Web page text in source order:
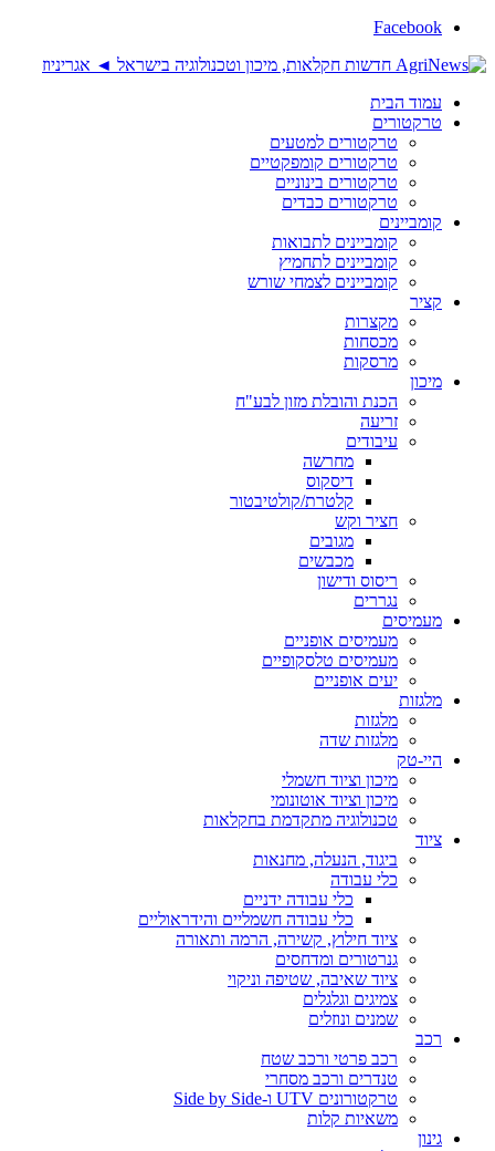
Facebook
עמוד הבית
טרקטורים
טרקטורים למטעים
טרקטורים קומפקטיים
טרקטורים בינוניים
טרקטורים כבדים
קומביינים
קומביינים לתבואות
קומביינים לתחמיץ
קומביינים לצמחי שורש
קציר
מקצרות
מכסחות
מרסקות
מיכון
הכנת והובלת מזון לבע"ח
זריעה
עיבודים
מחרשה
דיסקוס
קלטרת/קולטיבטור
חציר וקש
מגובים
מכבשים
ריסוס ודישון
נגררים
מעמיסים
מעמיסים אופניים
מעמיסים טלסקופיים
יעים אופניים
מלגזות
מלגזות
מלגזות שדה
היי-טק
מיכון וציוד חשמלי
מיכון וציוד אוטונומי
טכנולוגיה מתקדמת בחקלאות
ציוד
ביגוד, הנעלה, מחנאות
כלי עבודה
כלי עבודה ידניים
כלי עבודה חשמליים והידראוליים
ציוד חילוץ, קשירה, הרמה ותאורה
גנרטורים ומדחסים
ציוד שאיבה, שטיפה וניקוי
צמיגים וגלגלים
שמנים ונוזלים
רכב
רכב פרטי ורכב שטח
טנדרים ורכב מסחרי
טרקטורונים UTV ו-Side by Side
משאיות קלות
גינון